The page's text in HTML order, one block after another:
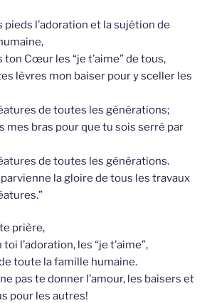
pieds l’adoration et la sujétion de
ton Cœur les “je t’aime” de tous,
lèvres mon baiser pour y sceller les
de toutes les générations;
mes bras pour que tu sois serré par
de toutes les générations.
parvienne la gloire de tous les travaux
prière,
l’adoration, les “je t’aime”,
toute la famille humaine.
pas te donner l’amour, les baisers et
pour les autres!